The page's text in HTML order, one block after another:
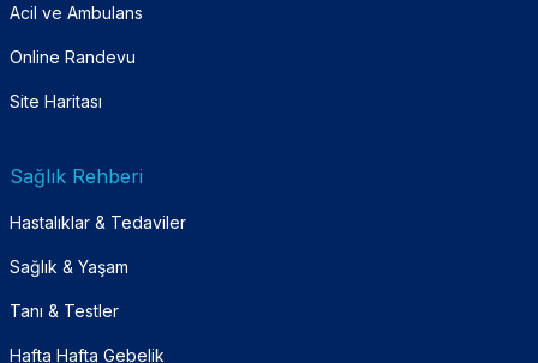
Acil ve Ambulans
Online Randevu
Site Haritası
Sağlık Rehberi
Hastalıklar & Tedaviler
Sağlık & Yaşam
Tanı & Testler
Hafta Hafta Gebelik